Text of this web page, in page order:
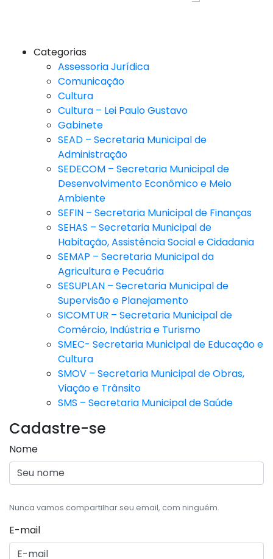
Categorias
Assessoria Jurídica
Comunicação
Cultura
Cultura – Lei Paulo Gustavo
Gabinete
SEAD – Secretaria Municipal de
Administração
SEDECOM – Secretaria Municipal de
Desenvolvimento Econômico e Meio
Ambiente
SEFIN – Secretaria Municipal de Finanças
SEHAS – Secretaria Municipal de
Habitação, Assistência Social e Cidadania
SEMAP – Secretaria Municipal da
Agricultura e Pecuária
SESUPLAN – Secretaria Municipal de
Supervisão e Planejamento
SICOMTUR – Secretaria Municipal de
Comércio, Indústria e Turismo
SMEC- Secretaria Municipal de Educação e
Cultura
SMOV – Secretaria Municipal de Obras,
Viação e Trânsito
SMS – Secretaria Municipal de Saúde
Cadastre-se
Nome
Nunca vamos compartilhar seu email, com ninguém.
E-mail